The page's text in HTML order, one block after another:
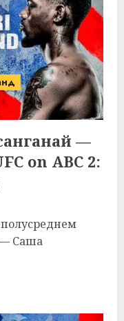
—
on ABC 2:
— Саша